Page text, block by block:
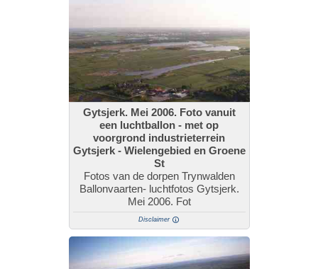
Gytsjerk. Mei 2006. Foto vanuit
een luchtballon - met op
voorgrond industrieterrein
Gytsjerk - Wielengebied en Groene
St
Fotos van de dorpen Trynwalden
Ballonvaarten- luchtfotos Gytsjerk.
Mei 2006. Fot
Disclaimer